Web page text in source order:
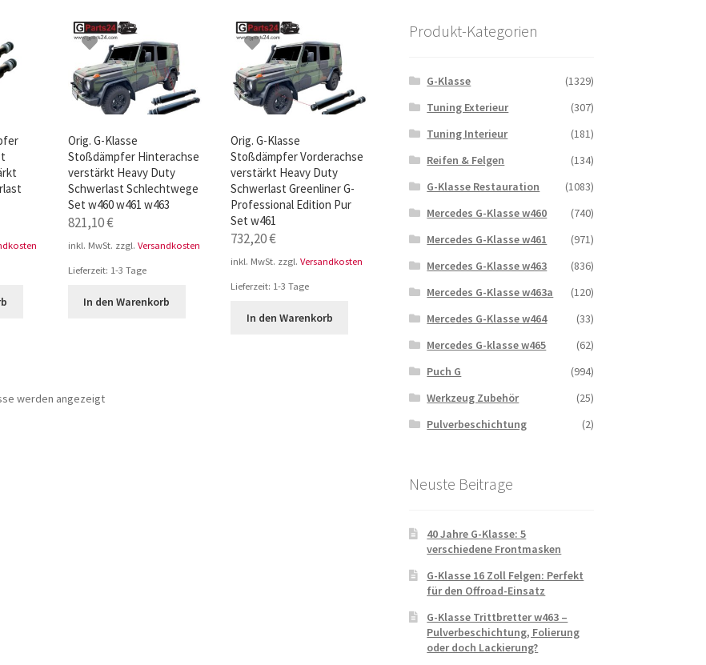
w463 AGB – Allgemeine GeschäftsbedingungenAGB Design
Orig. G-Klasse
Stoßdämpfer Hinterachse
verstärkt Heavy Duty
Schwerlast Schlechtwege
Set w460 w461 w463
821,10€
inkl. MwSt. zzgl. Versandkosten
Lieferzeit: 1-3 Tage
In den Warenkorb
Orig. G-Klasse
Stoßdämpfer Vorderachse
verstärkt Heavy Duty
Schwerlast Greenliner G-
Professional Edition Pur
Set w461
732,20€
inkl. MwSt. zzgl. Versandkosten
Lieferzeit: 1-3 Tage
In den Warenkorb
werden angezeigt
Produkt-Kategorien
G-Klasse
(1329)
Tuning Exterieur
(307)
Tuning Interieur
(181)
Reifen & Felgen
(134)
G-Klasse Restauration
(1083)
Mercedes G-Klasse w460
(740)
Mercedes G-Klasse w461
(971)
Mercedes G-Klasse w463
(836)
Mercedes G-Klasse w463a
(120)
Mercedes G-Klasse w464
(33)
Mercedes G-klasse w465
(62)
Puch G
(994)
Werkzeug Zubehör
(25)
Pulverbeschichtung
(2)
Neuste Beitrage
40 Jahre G-Klasse: 5
verschiedene Frontmasken
G-Klasse 16 Zoll Felgen: Perfekt
für den Offroad-Einsatz
G-Klasse Trittbretter w463 –
Pulverbeschichtung, Folierung
oder doch Lackierung?